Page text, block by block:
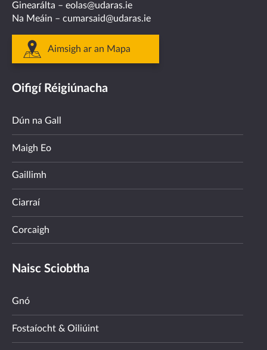
Ginearálta – eolas@udaras.ie
Na Meáin – cumarsaid@udaras.ie
Aimsigh ar an Mapa
Oifigí Réigiúnacha
Dún na Gall
Maigh Eo
Gaillimh
Ciarraí
Corcaigh
Naisc Sciobtha
Gnó
Fostaíocht & Oiliúint